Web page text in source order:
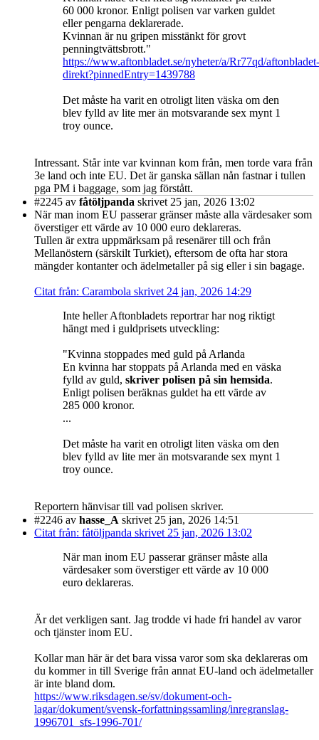
60 000 kronor. Enligt polisen var varken guldet
eller pengarna deklarerade.
Kvinnan är nu gripen misstänkt för grovt
penningtvättsbrott."
https://www.aftonbladet.se/nyheter/a/Rr77qd/aftonbladet-
direkt?pinnedEntry=1439788
Det måste ha varit en otroligt liten väska om den
blev fylld av lite mer än motsvarande sex mynt 1
troy ounce.
Intressant. Står inte var kvinnan kom från, men torde vara från
3e land och inte EU. Det är ganska sällan nån fastnar i tullen
pga PM i baggage, som jag förstått.
#2245 av fåtöljpanda skrivet 25 jan, 2026 13:02
När man inom EU passerar gränser måste alla värdesaker som
överstiger ett värde av 10 000 euro deklareras.
Tullen är extra uppmärksam på resenärer till och från
Mellanöstern (särskilt Turkiet), eftersom de ofta har stora
mängder kontanter och ädelmetaller på sig eller i sin bagage.
Citat från: Carambola skrivet 24 jan, 2026 14:29
Inte heller Aftonbladets reportrar har nog riktigt
hängt med i guldprisets utveckling:
"Kvinna stoppades med guld på Arlanda
En kvinna har stoppats på Arlanda med en väska
fylld av guld, skriver polisen på sin hemsida.
Enligt polisen beräknas guldet ha ett värde av
285 000 kronor.
...
Det måste ha varit en otroligt liten väska om den
blev fylld av lite mer än motsvarande sex mynt 1
troy ounce.
Reportern hänvisar till vad polisen skriver.
#2246 av hasse_A skrivet 25 jan, 2026 14:51
Citat från: fåtöljpanda skrivet 25 jan, 2026 13:02
När man inom EU passerar gränser måste alla
värdesaker som överstiger ett värde av 10 000
euro deklareras.
Är det verkligen sant. Jag trodde vi hade fri handel av varor
och tjänster inom EU.
Kollar man här är det bara vissa varor som ska deklareras om
du kommer in till Sverige från annat EU-land och ädelmetaller
är inte bland dom.
https://www.riksdagen.se/sv/dokument-och-
lagar/dokument/svensk-forfattningssamling/inregranslag-
1996701_sfs-1996-701/